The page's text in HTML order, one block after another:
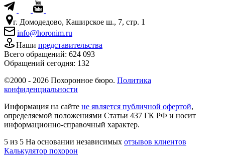
г. Домодедово, Каширское ш., 7, стр. 1
info@horonim.ru
Наши представительства
Всего обращений: 624 093
Обращений сегодня: 132
©2000 - 2026 Похоронное бюро. Политика
конфиденциальности
Информация на сайте не является публичной офертой,
определяемой положениями Статьи 437 ГК РФ и носит
информационно-справочный характер.
5 из 5 На основании независимых отзывов клиентов
Калькулятор похорон